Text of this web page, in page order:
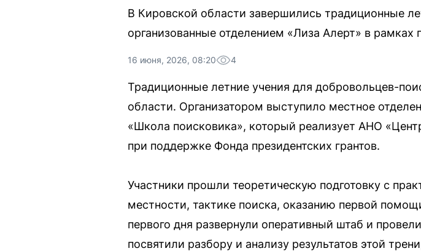
В Кировской области завершились традиционные
организованные отделением «Лиза Алерт» в рамках
16 июня, 2026, 08:20 4
Традиционные летние учения для добровольцев-
области. Организатором выступило местное
«Школа поисковика», который реализует АНО
при поддержке Фонда президентских грантов.
Участники прошли теоретическую подготовку с
местности, тактике поиска, оказанию первой
первого дня развернули оперативный штаб и
посвятили разбору и анализу результатов этой